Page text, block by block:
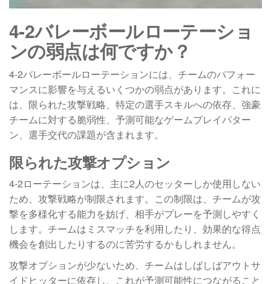
4-2バレーボールローテーショ
ンの弱点は何ですか？
4-2バレーボールローテーションには、チームのパフォー
マンスに影響を与えるいくつかの弱点があります。これに
は、限られた攻撃戦略、特定の選手スキルへの依存、強豪
チームに対する脆弱性、予測可能なゲームプレイパター
ン、選手交代の課題が含まれます。
限られた攻撃オプション
4-2ローテーションは、主に2人のセッターしか使用しない
ため、攻撃戦略が制限されます。この制限は、チームが攻
撃を多様化する能力を妨げ、相手がプレーを予測しやすく
します。チームはミスマッチを利用したり、効果的な得点
機会を創出したりするのに苦労するかもしれません。
攻撃オプションが少ないため、チームはしばしばアウトサ
イドヒッターに依存し、これが予測可能性につながること